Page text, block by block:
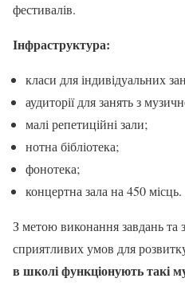
фестивалів.
Інфраструктура:
класи для індивідуальних
аудиторії для занять з
малі репетиційні зали;
нотна бібліотека;
фонотека;
концертна зала на 450 місць.
З метою виконання завдань та
сприятливих умов для
в школі функціонують такі